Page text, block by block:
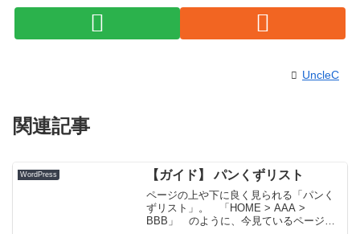
UncleC
関連記事
WordPress 【ガイド】 パンくずリスト
ページの上や下に良く見られる「パンく
ずリスト」。 「HOME > AAA >
BBB」 のように、今見ているページが